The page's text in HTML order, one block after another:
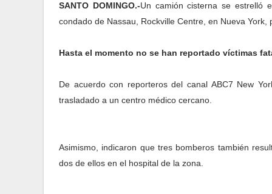
SANTO DOMINGO.-Un camión cisterna se estrelló
condado de Nassau, Rockville Centre, en Nueva York,
Hasta el momento no se han reportado víctimas
De acuerdo con reporteros del canal ABC7 New
trasladado a un centro médico cercano.
Asimismo, indicaron que tres bomberos también
dos de ellos en el hospital de la zona.